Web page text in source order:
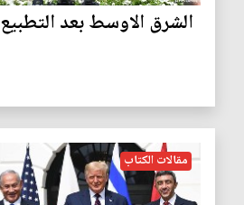
الشرق الاوسط بعد التطبيع
مقالات الكتاب